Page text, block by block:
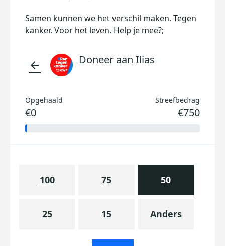
Samen kunnen we het verschil maken. Tegen
kanker. Voor het leven. Help je mee?;
arrow_back Doneer aan Ilias
Opgehaald
€0
Streefbedrag
€750
100 75 50
25 15 Anders